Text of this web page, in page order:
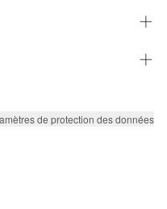
de protection des données